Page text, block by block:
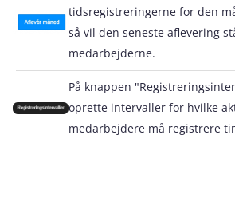
tidsregistreringerne for den
så vil den seneste aflevering
medarbejderne.
På knappen
oprette intervaller for hvilke
medarbejdere må registrere